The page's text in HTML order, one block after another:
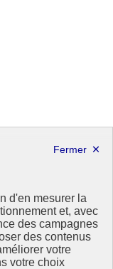
d'en mesurer la
et, avec
des campagnes
des contenus
votre
votre choix